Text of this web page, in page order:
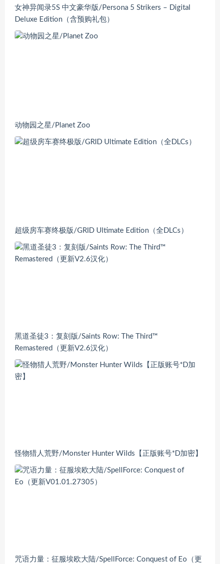
女神异闻录5S 中文豪华版/Persona 5 Strikers – Digital
Deluxe Edition（含预购礼包）
动物园之星/Planet Zoo
超级房车赛终极版/GRID Ultimate Edition（全DLCs）
黑道圣徒3：复刻版/Saints Row: The Third™
Remastered（更新V2.6汉化）
怪物猎人荒野/Monster Hunter Wilds【正版账号*D加密】
咒语力量：征服埃欧大陆/SpellForce: Conquest of Eo（更